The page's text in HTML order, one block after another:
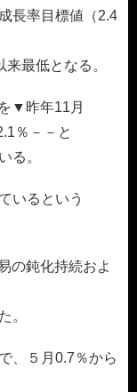
長率目標値（2.4
最低となる。
▼昨年11月
％－－と
る。
いるという
の鈍化持続およ
。
、５月0.7％から